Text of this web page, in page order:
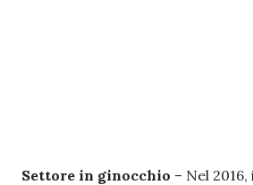
Settore in ginocchio – Nel